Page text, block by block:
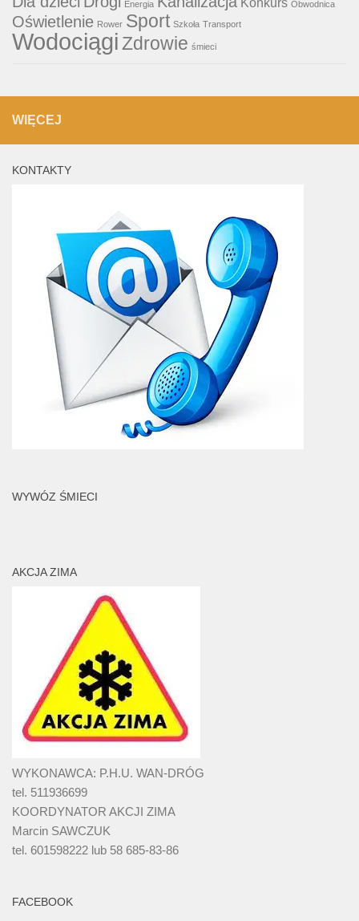
Energia Obwodnica
Oświetlenie Rower Sport Szkoła Transport
WodociągiZdrowie śmieci
WIĘCEJ
KONTAKTY
WYWÓZ ŚMIECI
AKCJA ZIMA
WYKONAWCA: P.H.U. WAN-DRÓG
tel. 511936699
KOORDYNATOR AKCJI ZIMA
Marcin SAWCZUK
tel. 601598222 lub 58 685-83-86
FACEBOOK